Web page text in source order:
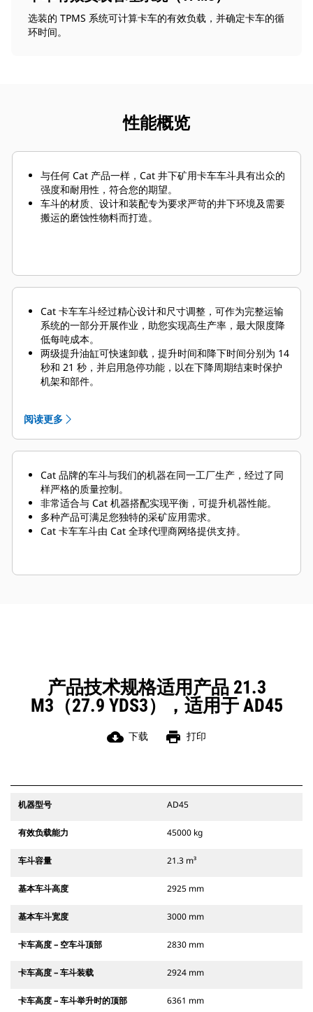
选装的 TPMS 系统可计算卡车的有效负载，并确定卡车的循
环时间。
性能概览
与任何 Cat 产品一样，Cat 井下矿用卡车车斗具有出众的
强度和耐用性，符合您的期望。
车斗的材质、设计和装配专为要求严苛的井下环境及需要
搬运的磨蚀性物料而打造。
Cat 卡车车斗经过精心设计和尺寸调整，可作为完整运输
系统的一部分开展作业，助您实现高生产率，最大限度降
低每吨成本。
两级提升油缸可快速卸载，提升时间和降下时间分别为 14
秒和 21 秒，并启用急停功能，以在下降周期结束时保护
机架和部件。
室中方便查看的显示信息向操作员提供准确的有效负载信
息，帮助操作员确保每次作业时卡车中都装载了合适份量
的物料。
阅读更多
Cat 品牌的车斗与我们的机器在同一工厂生产，经过了同
样严格的质量控制。
非常适合与 Cat 机器搭配实现平衡，可提升机器性能。
多种产品可满足您独特的采矿应用需求。
Cat 卡车车斗由 Cat 全球代理商网络提供支持。
产品技术规格适用产品 21.3
M3（27.9 YDS3），适用于 AD45
cloud_download 下载 print 打印
机器型号 AD45
有效负载能力 45000 kg
车斗容量 21.3 m³
基本车斗高度 2925 mm
基本车斗宽度 3000 mm
卡车高度 – 空车斗顶部 2830 mm
卡车高度 – 车斗装载 2924 mm
卡车高度 – 车斗举升时的顶部 6361 mm